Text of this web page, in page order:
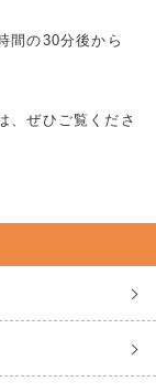
間の30分後から
、ぜひご覧くださ